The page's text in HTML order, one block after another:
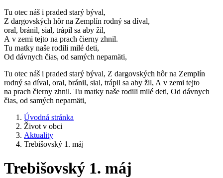
Tu otec náš i praded starý býval,
Z dargovských hôr na Zemplín rodný sa díval,
oral, bránil, sial, trápil sa aby žil,
A v zemi tejto na prach čierny zhnil.
Tu matky naše rodili milé deti,
Od dávnych čias, od samých nepamäti,
Tu otec náš i praded starý býval, Z dargovských hôr na Zemplín
rodný sa díval, oral, bránil, sial, trápil sa aby žil, A v zemi tejto
na prach čierny zhnil. Tu matky naše rodili milé deti, Od dávnych
čias, od samých nepamäti,
Úvodná stránka
Život v obci
Aktuality
Trebišovský 1. máj
Trebišovský 1. máj